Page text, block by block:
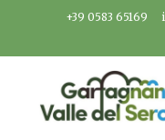
+39 0583 65169